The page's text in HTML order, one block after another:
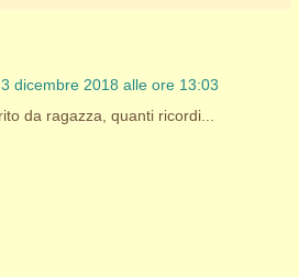
3 dicembre 2018 alle ore 13:03
da ragazza, quanti ricordi...